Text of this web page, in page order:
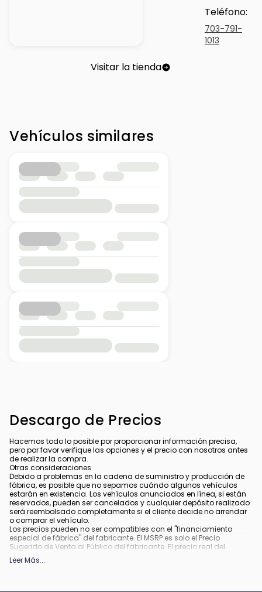
Teléfono:
703-791-
1013
Visitar la tienda
Vehículos similares
Descargo de Precios
Hacemos todo lo posible por proporcionar información precisa,
pero por favor verifique las opciones y el precio con nosotros antes
de realizar la compra.
Otras consideraciones
Debido a problemas en la cadena de suministro y producción de
fábrica, es posible que no sepamos cuándo algunos vehículos
estarán en existencia. Los vehículos anunciados en línea, si están
reservados, pueden ser cancelados y cualquier depósito realizado
será reembolsado completamente si el cliente decide no arrendar
o comprar el vehículo.
Los precios pueden no ser compatibles con el "financiamiento
especial de fábrica" del fabricante. El MSRP es solo el Precio
Sugerido de Venta al Público del fabricante. El precio real del
concesionario puede variar.
Debido a la disponibilidad, algunas imágenes y opciones
Leer Más...